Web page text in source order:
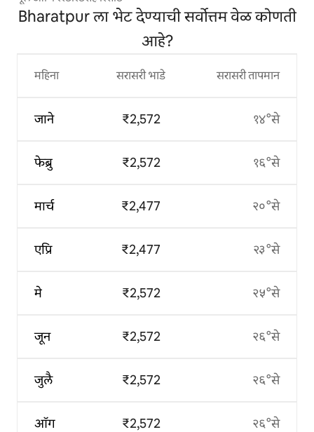
Bharatpur ला भेट देण्याची सर्वोत्तम वेळ कोणती
आहे?
महिना
जाने
फेब्रु
मार्च
एप्रि
मे
जून
जुलै
ऑग
सरासरी भाडे
₹2,572
₹2,572
₹2,477
₹2,477
₹2,572
₹2,572
₹2,572
₹2,572
सरासरी तापमान
१४°से
१६°से
२०°से
२३°से
२५°से
२६°से
२६°से
२६°से